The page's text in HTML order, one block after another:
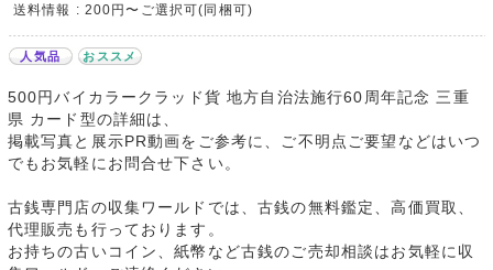
送料情報 : 200円〜ご選択可(同梱可)
人気品 おススメ
500円バイカラークラッド貨 地方自治法施行60周年記念 三重
県 カード型の詳細は、
掲載写真と展示PR動画をご参考に、ご不明点ご要望などはいつ
でもお気軽にお問合せ下さい。
古銭専門店の収集ワールドでは、古銭の無料鑑定、高価買取、
代理販売も行っております。
お持ちの古いコイン、紙幣など古銭のご売却相談はお気軽に収